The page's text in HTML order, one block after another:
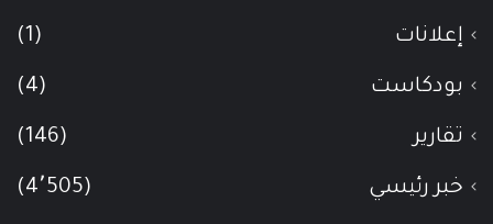
إعلانات (1)
بودكاست (4)
تقارير (146)
خبر رئيسي (4٬505)